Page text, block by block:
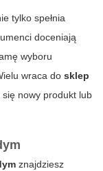
tylko spełnia
doceniają
wyboru
wraca do sklep
nowy produkt lub
znajdziesz